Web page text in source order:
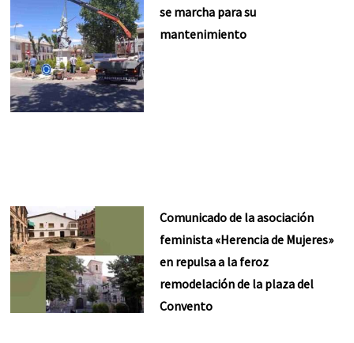
se marcha para su
mantenimiento
Comunicado de la asociación
feminista «Herencia de Mujeres»
en repulsa a la feroz
remodelación de la plaza del
Convento